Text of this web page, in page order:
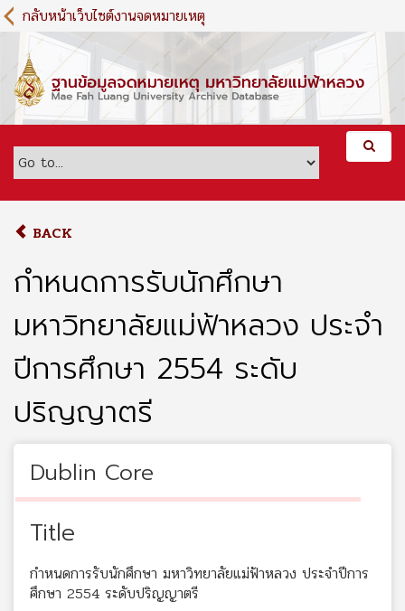
S
k
m
c
กลับหน้าเว็บไซต์งานจดหมายเหตุ
BACK
กำหนดการรับนักศึกษา
มหาวิทยาลัยแม่ฟ้าหลวง ประจำ
ปีการศึกษา 2554 ระดับ
ปริญญาตรี
Dublin Core
Title
กำหนดการรับนักศึกษา มหาวิทยาลัยแม่ฟ้าหลวง ประจำปีการ
ศึกษา 2554 ระดับปริญญาตรี